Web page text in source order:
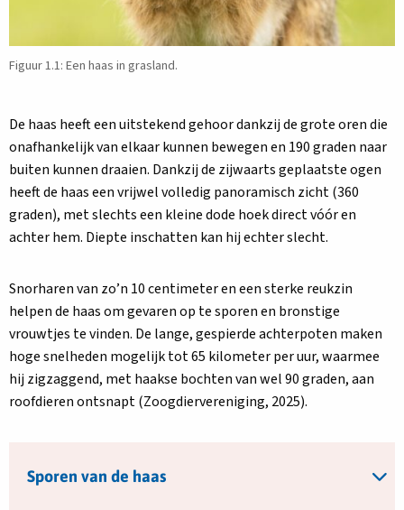
Figuur 1.1: Een haas in grasland.
De haas heeft een uitstekend gehoor dankzij de grote oren die
onafhankelijk van elkaar kunnen bewegen en 190 graden naar
buiten kunnen draaien. Dankzij de zijwaarts geplaatste ogen
heeft de haas een vrijwel volledig panoramisch zicht (360
graden), met slechts een kleine dode hoek direct vóór en
achter hem. Diepte inschatten kan hij echter slecht.
Snorharen van zo’n 10 centimeter en een sterke reukzin
helpen de haas om gevaren op te sporen en bronstige
vrouwtjes te vinden. De lange, gespierde achterpoten maken
hoge snelheden mogelijk tot 65 kilometer per uur, waarmee
hij zigzaggend, met haakse bochten van wel 90 graden, aan
roofdieren ontsnapt (Zoogdiervereniging, 2025).
Sporen van de haas